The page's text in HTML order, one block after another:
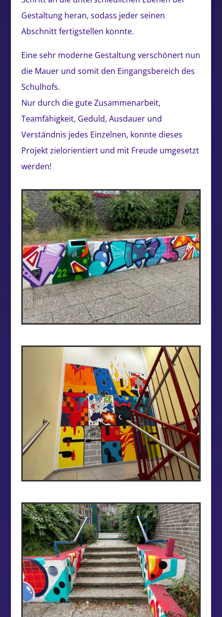
Gestaltung heran, sodass jeder seinen
Abschnitt fertigstellen konnte.
Eine sehr moderne Gestaltung verschönert nun
die Mauer und somit den Eingangsbereich des
Schulhofs.
Nur durch die gute Zusammenarbeit,
Teamfähigkeit, Geduld, Ausdauer und
Verständnis jedes Einzelnen, konnte dieses
Projekt zielorientiert und mit Freude umgesetzt
werden!